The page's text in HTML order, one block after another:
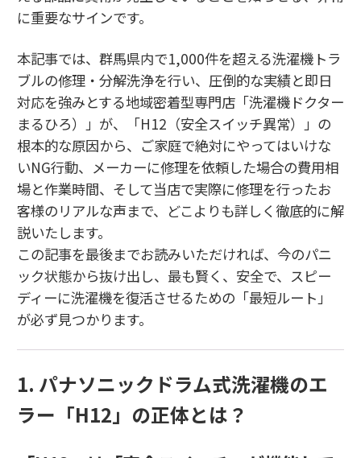
に重要なサインです。
本記事では、群馬県内で1,000件を超える洗濯機トラ
ブルの修理・分解洗浄を行い、圧倒的な実績と即日
対応を強みとする地域密着型専門店「洗濯機ドクター
まるひろ）」が、「H12（安全スイッチ異常）」の
根本的な原因から、ご家庭で絶対にやってはいけな
いNG行動、メーカーに修理を依頼した場合の費用相
場と作業時間、そして当店で実際に修理を行ったお
客様のリアルな声まで、どこよりも詳しく徹底的に解
説いたします。
この記事を最後までお読みいただければ、今のパニ
ック状態から抜け出し、最も賢く、安全で、スピー
ディーに洗濯機を復活させるための「最短ルート」
が必ず見つかります。
1. パナソニックドラム式洗濯機のエ
ラー「H12」の正体とは？